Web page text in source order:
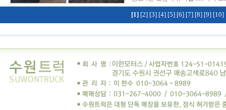
[1] [2] [3] [4] [5] [6] [7] [8] [9] [10]